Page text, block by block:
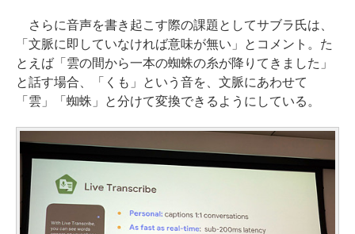
さらに音声を書き起こす際の課題としてサブラ氏は、
「文脈に即していなければ意味が無い」とコメント。た
とえば「雲の間から一本の蜘蛛の糸が降りてきました」
と話す場合、「くも」という音を、文脈にあわせて
「雲」「蜘蛛」と分けて変換できるようにしている。